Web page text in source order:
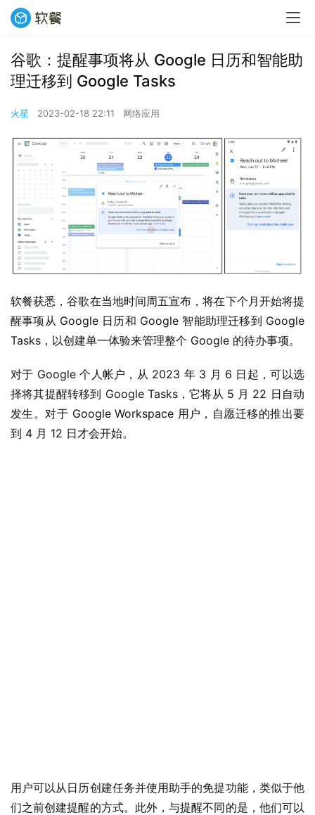
0
谷歌：提醒事项将从 Google 日历和智能助
理迁移到 Google Tasks
火星 2023-02-18 22:11 网络应用
软餐获悉，谷歌在当地时间周五宣布，将在下个月开始将提
醒事项从 Google 日历和 Google 智能助理迁移到 Google
Tasks，以创建单一体验来管理整个 Google 的待办事项。
对于 Google 个人帐户，从 2023 年 3 月 6 日起，可以选
择将其提醒转移到 Google Tasks，它将从 5 月 22 日自动
发生。对于 Google Workspace 用户，自愿迁移的推出要
到 4 月 12 日才会开始。
用户可以从日历创建任务并使用助手的免提功能，类似于他
们之前创建提醒的方式。此外，与提醒不同的是，他们可以